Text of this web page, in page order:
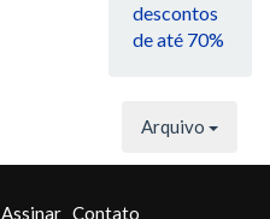
descontos
de até 70%
Arquivo
Assinar Contato